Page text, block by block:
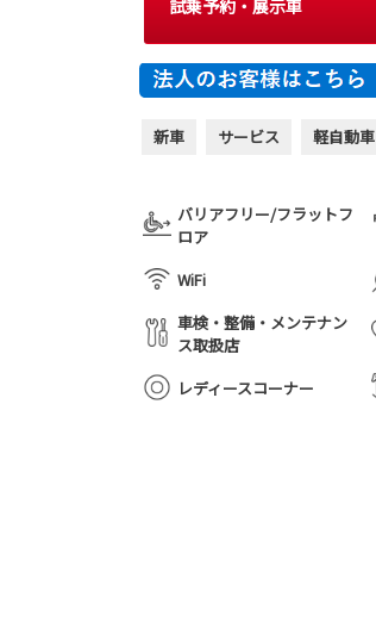
試乗予約・展示車
新車 サービス 軽自動車
バリアフリー/フラットフ
ロア
WiFi
車検・整備・メンテナン
ス取扱店
レディースコーナー